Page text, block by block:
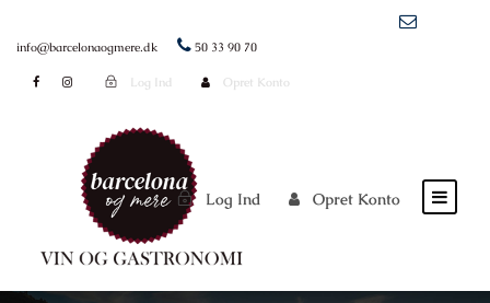
info@barcelonaogmere.dk 50 33 90 70
Log Ind Opret Konto
Log Ind Opret Konto